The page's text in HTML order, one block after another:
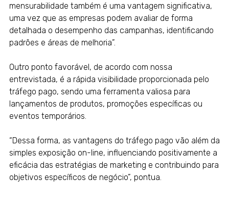
mensurabilidade também é uma vantagem significativa,
uma vez que as empresas podem avaliar de forma
detalhada o desempenho das campanhas, identificando
padrões e áreas de melhoria”.
Outro ponto favorável, de acordo com nossa
entrevistada, é a rápida visibilidade proporcionada pelo
tráfego pago, sendo uma ferramenta valiosa para
lançamentos de produtos, promoções específicas ou
eventos temporários.
“Dessa forma, as vantagens do tráfego pago vão além da
simples exposição on-line, influenciando positivamente a
eficácia das estratégias de marketing e contribuindo para
objetivos específicos de negócio”, pontua.